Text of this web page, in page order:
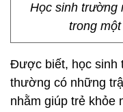
Học sinh trường
trong
Được biết, học sinh
thường có những
nhằm giúp trẻ khỏe